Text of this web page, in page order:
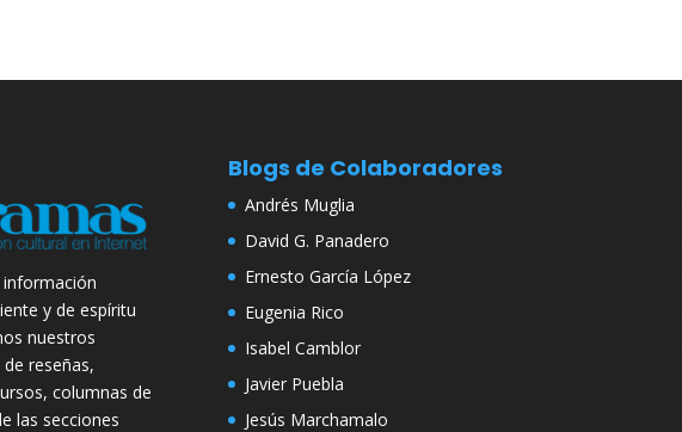
y de espíritu
nuestros
reseñas,
columnas de
las secciones
Blogs de Colaboradores
Andrés Muglia
David G. Panadero
Ernesto García López
Eugenia Rico
Isabel Camblor
Javier Puebla
Jesús Marchamalo